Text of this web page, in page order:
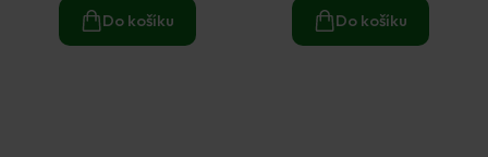
Do košíku Do košíku